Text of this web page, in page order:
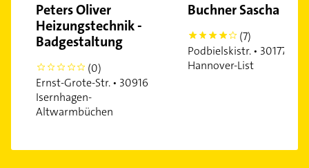
Peters Oliver
Heizungstechnik -
Badgestaltung
0
(0)
Ernst-Grote-Str. • 30916
Isernhagen-
Altwarmbüchen
Buchner Sascha
4
(7)
Podbielskistr. • 30177
Hannover-List